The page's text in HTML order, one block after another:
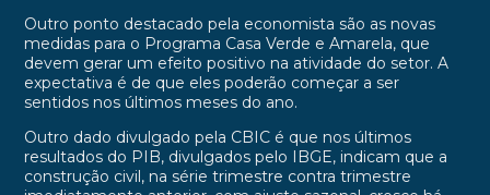
Outro ponto destacado pela economista são as novas
medidas para o Programa Casa Verde e Amarela, que
devem gerar um efeito positivo na atividade do setor. A
expectativa é de que eles poderão começar a ser
sentidos nos últimos meses do ano.
Outro dado divulgado pela CBIC é que nos últimos
resultados do PIB, divulgados pelo IBGE, indicam que a
construção civil, na série trimestre contra trimestre